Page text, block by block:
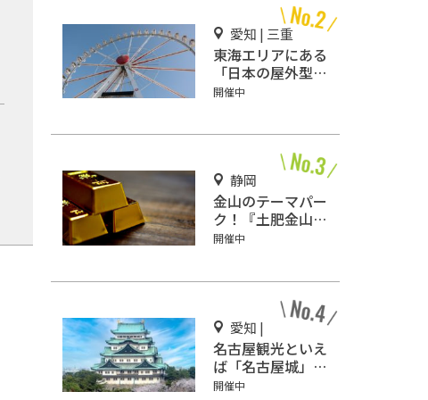
愛知 | 三重
東海エリアにある
「日本の屋外型テ
ーマパーク敷地面
開催中
静岡
金山のテーマパー
ク！『土肥金山』
で砂金採り体験や
開催中
愛知 |
名古屋観光といえ
ば「名古屋城」！
2匹の金鯱を見に
開催中